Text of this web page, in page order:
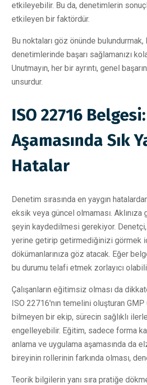
etkileyebilir. Bu da, denetimlerin
etkileyen bir faktördür.
Bu noktaları göz önünde
denetimlerinde başarı sağlamanızı
Unutmayın, her bir ayrıntı, genel
unsurdur.
ISO 22716
Aşamasında Sık
Hatalar
Denetim sırasında en yaygın
eksik veya güncel olmaması.
şeyin kaydedilmesi gerekiyor.
yerine getirip getirmediğinizi görmek
dökümanlarınıza göz atacak. Eğer
bu durumu telafi etmek zorlayıcı
Çalışanların eğitimsiz olması da
ISO 22716'nın temelini oluşturan GMP
bilmeyen bir ekip, sürecin sağlıklı
engelleyebilir. Eğitim, sadece forma
anlama ve uygulama aşamasında da
bireyinin rollerinin farkında olması,
Teorik bilgilerin yanı sıra pratiğe